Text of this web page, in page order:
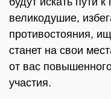
великодушие,
противостояния,
станет на свои
от вас
участия.